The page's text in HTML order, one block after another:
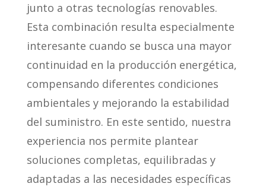
junto a otras tecnologías renovables.
Esta combinación resulta especialmente
interesante cuando se busca una mayor
continuidad en la producción energética,
compensando diferentes condiciones
ambientales y mejorando la estabilidad
del suministro. En este sentido, nuestra
experiencia nos permite plantear
soluciones completas, equilibradas y
adaptadas a las necesidades específicas